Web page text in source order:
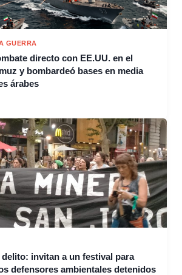
GUERRA
directo con EE.UU. en el
y bombardeó bases en media
árabes
invitan a un festival para
defensores ambientales detenidos